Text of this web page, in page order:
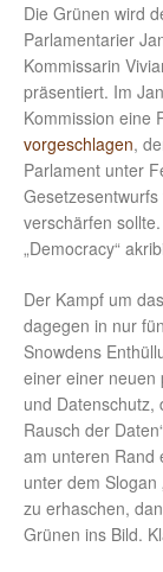
Die Grünen wird
Parlamentarier
Kommissarin
präsentiert. Im
Kommission eine
vorgeschlagen,
Parlament unter
verschärfen
„Democracy“
Der Kampf um
dagegen in nur
Snowdens
einer einer neuen
und Datenschutz,
Rausch der
am unteren Rand
unter dem Slogan
zu erhaschen,
Grünen ins Bild.